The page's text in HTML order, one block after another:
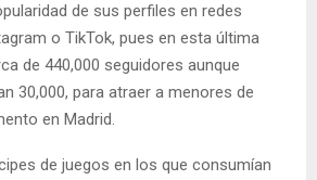
de sus perfiles en redes
o TikTok, pues en esta última
de 440,000 seguidores aunque
30,000, para atraer a menores de
en Madrid.
de juegos en los que consumían